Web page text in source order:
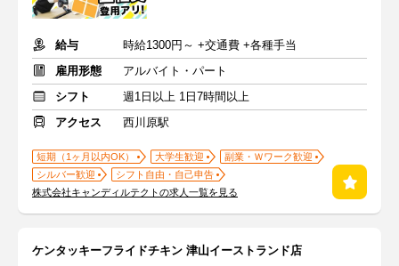
給与
時給1300円～ +交通費 +各種手当
雇用形態
アルバイト・パート
シフト
週1日以上 1日7時間以上
アクセス
西川原駅
短期（1ヶ月以内OK） 大学生歓迎
副業・Ｗワーク歓迎
シルバー歓迎
シフト自由・自己申告
株式会社キャンディルテクトの求人一覧を見る
ケンタッキーフライドチキン 津山イーストランド店